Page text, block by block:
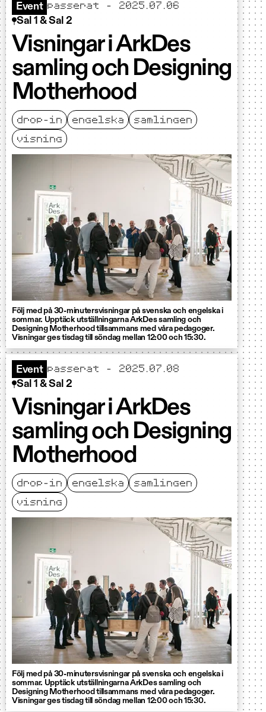
Event passerat - 2025.07.06
Sal 1 & Sal 2
Visningar i ArkDes
samling och Designing
Motherhood
drop-in engelska
samlingen
visning
Följ med på 30-minutersvisningar på svenska och engelska i
sommar. Upptäck utställningarna ArkDes samling och
Designing Motherhood tillsammans med våra pedagoger.
Visningar ges tisdag till söndag mellan 12:00 och 15:30.
Event passerat - 2025.07.08
Sal 1 & Sal 2
Visningar i ArkDes
samling och Designing
Motherhood
drop-in engelska
samlingen
visning
Följ med på 30-minutersvisningar på svenska och engelska i
sommar. Upptäck utställningarna ArkDes samling och
Designing Motherhood tillsammans med våra pedagoger.
Visningar ges tisdag till söndag mellan 12:00 och 15:30.